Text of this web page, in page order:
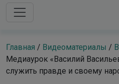
Главная / Видеоматериалы /
Медиаурок «Василий
служить правде и своему